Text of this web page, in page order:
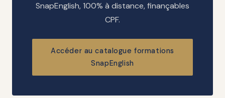
SnapEnglish, 100% à distance, finançables
CPF.
Accéder au catalogue formations
SnapEnglish